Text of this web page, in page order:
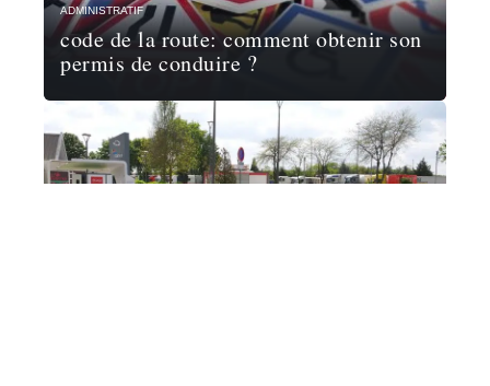
ADMINISTRATIF
code de la route: comment obtenir son
permis de conduire ?